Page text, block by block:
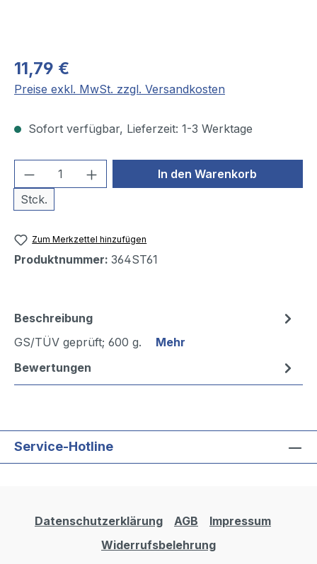
11,79 €
Preise exkl. MwSt. zzgl. Versandkosten
Sofort verfügbar, Lieferzeit: 1-3 Werktage
Produkt Anzahl: Gib den
Stck.
In den Warenkorb
Zum Merkzettel hinzufügen
Produktnummer: 364ST61
Beschreibung
GS/TÜV geprüft; 600 g. Mehr
Bewertungen
Service-Hotline
Datenschutzerklärung AGB
Impressum
Widerrufsbelehrung